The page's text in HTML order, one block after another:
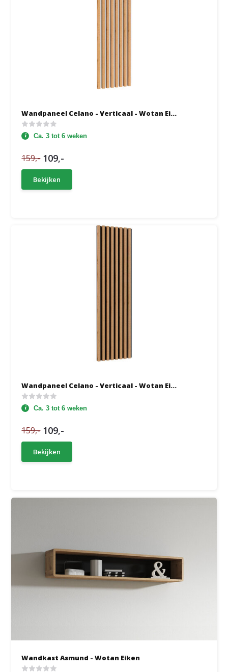
Wandpaneel Celano - Verticaal - Wotan Ei...
Ca. 3 tot 6 weken
159,- 109,-
Bekijken
Wandpaneel Celano - Verticaal - Wotan Ei...
Ca. 3 tot 6 weken
159,- 109,-
Bekijken
Wandkast Asmund - Wotan Eiken